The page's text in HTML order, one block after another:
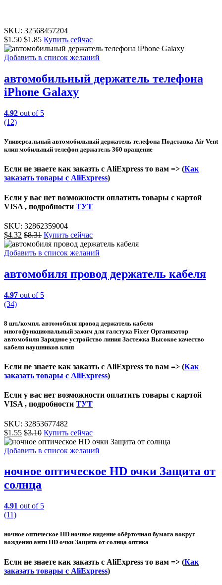
SKU: 32568457204
$1.50 $1.85 Купить сейчас
Добавить в список желаний
автомобильный держатель телефона
iPhone Galaxy
4.92 out of 5
(12)
Универсальный автомобильный держатель телефона Подставка Air Vent
клип мобильный телефон держатель 360 вращение
Если не знаете как заказть с AliExpress то вам => (Как
заказать товары с AliExpress)
Если у вас нет возможности оплатить товары с картой
VISA , подробности ТУТ
SKU: 32862359004
$4.32 $8.31 Купить сейчас
Добавить в список желаний
автомобиля провод держатель кабеля
4.97 out of 5
(34)
8 шт./компл. автомобиля провод держатель кабеля
многофункциональный зажим для галстука Fixer Организатор
автомобиля Зарядное устройство линия Застежка Высокое качество
кабеля наушников клип
Если не знаете как заказть с AliExpress то вам => (Как
заказать товары с AliExpress)
Если у вас нет возможности оплатить товары с картой
VISA , подробности ТУТ
SKU: 32853677482
$1.55 $3.10 Купить сейчас
Добавить в список желаний
ночное оптическое HD очки Защита от
солнца
4.91 out of 5
(11)
ночное оптическое HD ночное видение обёрточная бумага вокруг
вождения анти HD очки Защита от солнца оптика
Если не знаете как заказть с AliExpress то вам => (Как
заказать товары с AliExpress)